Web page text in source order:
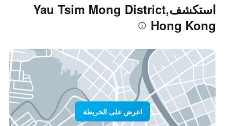
استكشفYau Tsim Mong District,
Hong Kong
اعرض على الخريطة